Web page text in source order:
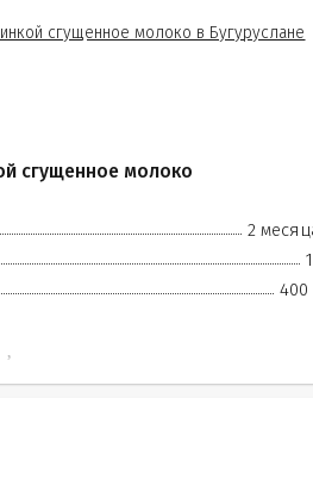
сгущенное молоко
2
400